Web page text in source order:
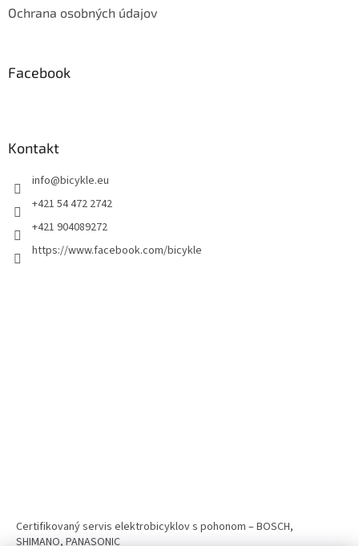
Ochrana osobných údajov
Facebook
Kontakt
info@bicykle.eu
+421 54 472 2742
+421 904089272
https://www.facebook.com/bicykle
Certifikovaný servis elektrobicyklov s pohonom – BOSCH,
SHIMANO, PANASONIC